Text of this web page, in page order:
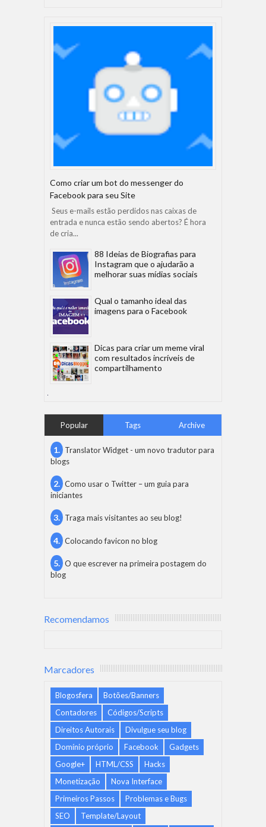
Como criar um bot do messenger do
Facebook para seu Site
Seus e-mails estão perdidos nas caixas de
entrada e nunca estão sendo abertos? É hora
de cria...
88 Ideias de Biografias para
Instagram que o ajudarão a
melhorar suas mídias sociais
Qual o tamanho ideal das
imagens para o Facebook
Dicas para criar um meme viral
com resultados incríveis de
compartilhamento
Popular Tags Archive
Translator Widget - um novo tradutor para
blogs
Como usar o Twitter – um guia para
iniciantes
Traga mais visitantes ao seu blog!
Colocando favicon no blog
O que escrever na primeira postagem do
blog
Recomendamos
Marcadores
Blogosfera
Botões/Banners
Contadores
Códigos/Scripts
Direitos Autorais
Divulgue seu blog
Domínio próprio
Facebook
Gadgets
Google+
HTML/CSS
Hacks
Monetização
Nova Interface
Primeiros Passos
Problemas e Bugs
SEO
Template/Layout